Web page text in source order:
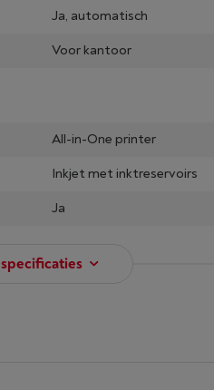
Ja, automatisch
Voor kantoor
All-in-One printer
Inkjet met inktreservoirs
Ja